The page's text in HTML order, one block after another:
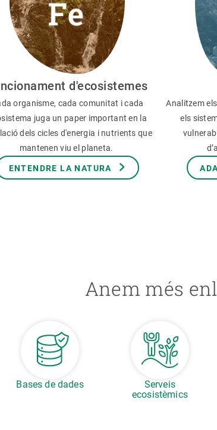
d'ecosistemes
organisme, cada comunitat i cada
juga un paper important en la
dels cicles d'energia i nutrients que
mantenen viu el planeta.
ENTENDRE LA NATURA
Analitzem
els
Anem més
Bases de dades
Serveis
ecosistèmics